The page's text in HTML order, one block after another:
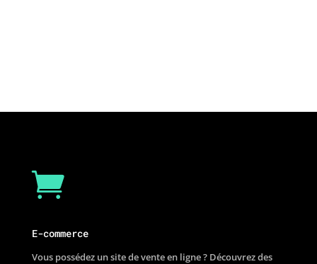

E-commerce
Vous possédez un site de vente en ligne ? Découvrez des